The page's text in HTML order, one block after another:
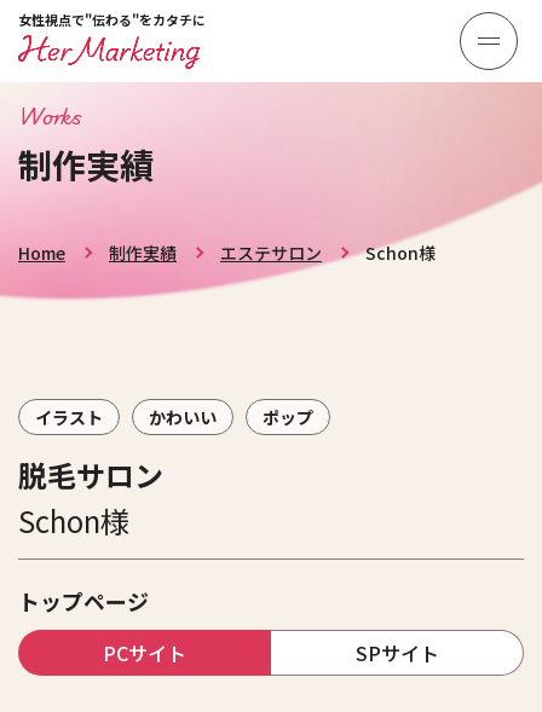
女性視点で"伝わる"をカタチに
Works
制作実績
Home 制作実績 エステサロン Schon様
イラスト かわいい ポップ
脱毛サロン
Schon様
トップページ
PCサイト SPサイト